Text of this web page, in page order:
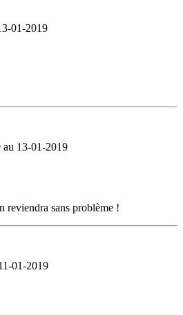
01-2019
13-01-2019
reviendra sans problème !
01-2019